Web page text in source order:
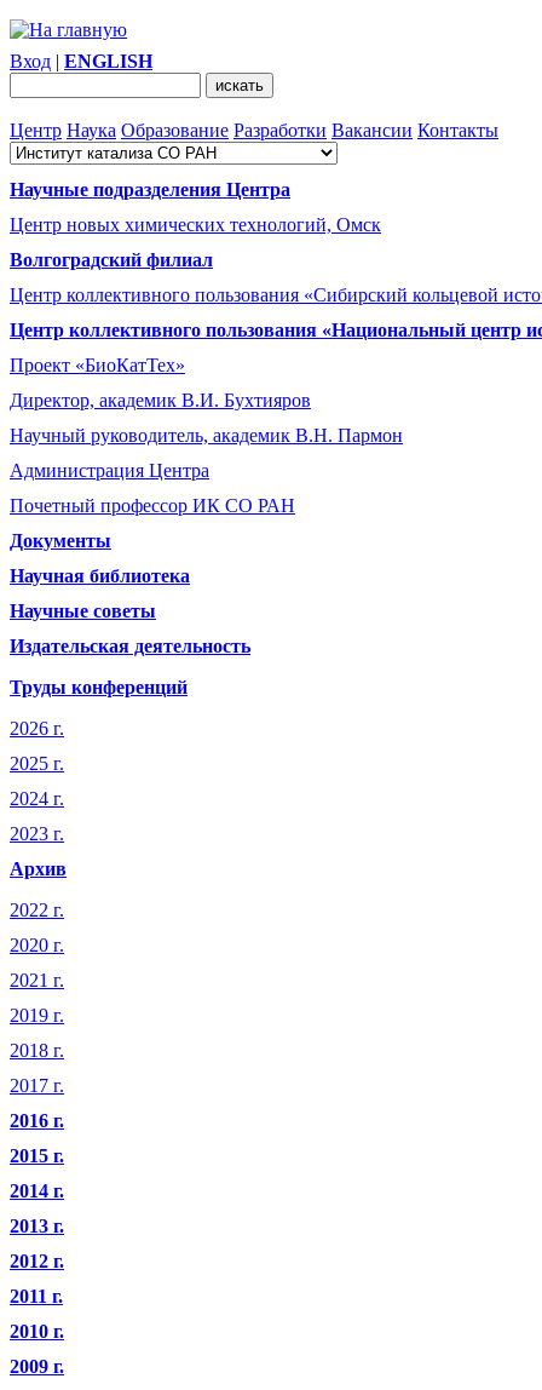
Вход | ENGLISH
Центр Наука Образование Разработки Вакансии Контакты
Научные подразделения Центра
Центр новых химических технологий, Омск
Волгоградский филиал
Центр коллективного пользования «Сибирский кольцевой
Центр коллективного пользования «Национальный центр
Проект «БиоКатТех»
Директор, академик В.И. Бухтияров
Научный руководитель, академик В.Н. Пармон
Администрация Центра
Почетный профессор ИК СО РАН
Документы
Научная библиотека
Научные советы
Издательская деятельность
Труды конференций
2026 г.
2025 г.
2024 г.
2023 г.
Архив
2022 г.
2020 г.
2021 г.
2019 г.
2018 г.
2017 г.
2016 г.
2015 г.
2014 г.
2013 г.
2012 г.
2011 г.
2010 г.
2009 г.